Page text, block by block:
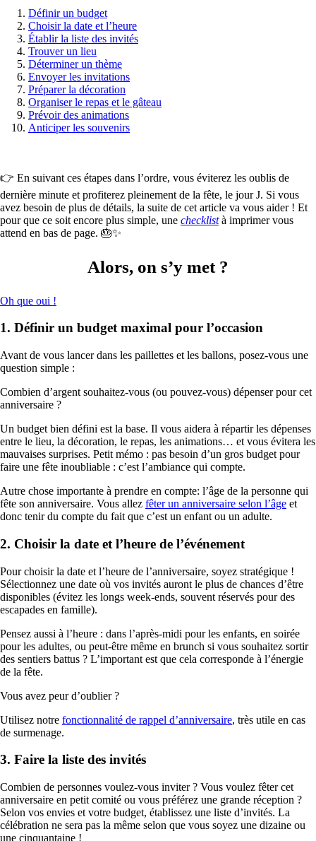
Définir un budget
Choisir la date et l’heure
Établir la liste des invités
Trouver un lieu
Déterminer un thème
Envoyer les invitations
Préparer la décoration
Organiser le repas et le gâteau
Prévoir des animations
Anticiper les souvenirs
👉 En suivant ces étapes dans l’ordre, vous éviterez les oublis de
dernière minute et profiterez pleinement de la fête, le jour J. Si vous
avez besoin de plus de détails, la suite de cet article va vous aider ! Et
pour que ce soit encore plus simple, une checklistà imprimer vous
attend en bas de page. 🎂✨
Alors, on s’y met ?
Oh que oui !
1. Définir un budget maximal pour l’occasion
Avant de vous lancer dans les paillettes et les ballons, posez-vous une
question simple :
Combien d’argent souhaitez-vous (ou pouvez-vous) dépenser pour cet
anniversaire ?
Un budget bien défini est la base. Il vous aidera à répartir les dépenses
entre le lieu, la décoration, le repas, les animations… et vous évitera les
mauvaises surprises. Petit mémo : pas besoin d’un gros budget pour
faire une fête inoubliable : c’est l’ambiance qui compte.
Autre chose importante à prendre en compte: l’âge de la personne qui
fête son anniversaire. Vous allez fêter un anniversaire selon l’âge et
donc tenir du compte du fait que c’est un enfant ou un adulte.
2. Choisir la date et l’heure de l’événement
Pour choisir la date et l’heure de l’anniversaire, soyez stratégique !
Sélectionnez une date où vos invités auront le plus de chances d’être
disponibles (évitez les longs week-ends, souvent réservés pour des
escapades en famille).
Pensez aussi à l’heure : dans l’après-midi pour les enfants, en soirée
pour les adultes, ou peut-être même en brunch si vous souhaitez sortir
des sentiers battus ? L’important est que cela corresponde à l’énergie
de la fête.
Vous avez peur d’oublier ?
Utilisez notre fonctionnalité de rappel d’anniversaire, très utile en cas
de surmenage.
3. Faire la liste des invités
Combien de personnes voulez-vous inviter ? Vous voulez fêter cet
anniversaire en petit comité ou vous préférez une grande réception ?
Selon vos envies et votre budget, établissez une liste d’invités. La
célébration ne sera pas la même selon que vous soyez une dizaine ou
une cinquantaine !